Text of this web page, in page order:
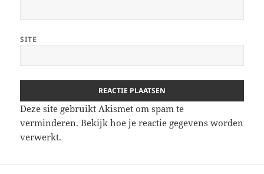
SITE
Deze site gebruikt Akismet om spam te
verminderen.Bekijk hoe je reactie gegevens worden
verwerkt.